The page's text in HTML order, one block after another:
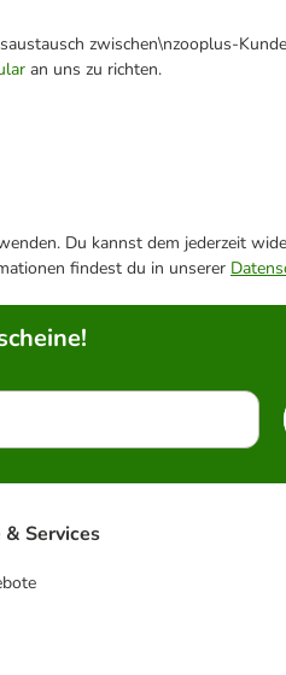
zwischen\nzooplus-
an uns zu richten.
Du kannst dem jederzeit
findest du in unserer
Services